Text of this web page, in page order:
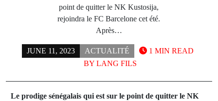
point de quitter le NK Kustosija,
rejoindra le FC Barcelone cet été.
Après…
JUNE 11, 2023
ACTUALITÉ
BY LANG FILS
1 MIN READ
Le prodige sénégalais qui est sur le point de quitter le NK